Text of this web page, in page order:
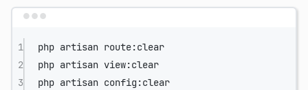
1 php artisan route:clear
2
php artisan view:clear
3
php artisan config:clear